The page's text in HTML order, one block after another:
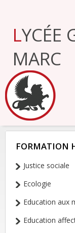
navigation
LYCÉE GÉNÉRAL SAINT-
MARC
NAVIGATION
FORMATION
Justice sociale
Ecologie
Education aux
Education